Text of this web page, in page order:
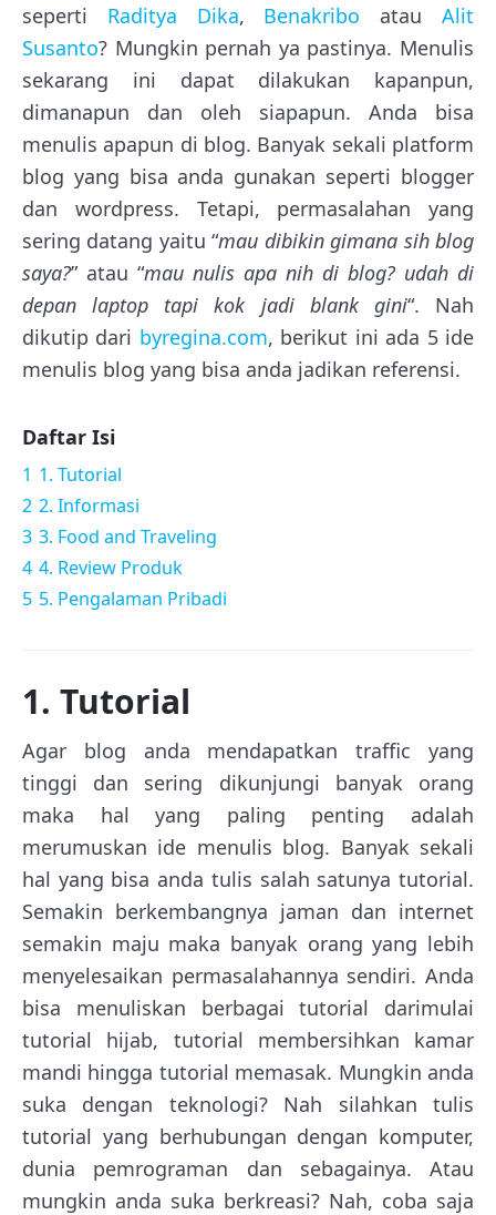
seperti Raditya Dika, Benakribo atauAlit
Susanto? Mungkin pernah ya pastinya. Menulis
sekarang ini dapat dilakukan kapanpun,
dimanapun dan oleh siapapun. Anda bisa
menulis apapun di blog. Banyak sekali platform
blog yang bisa anda gunakan seperti blogger
dan wordpress. Tetapi, permasalahan yang
sering datang yaitu “mau dibikin gimana sih blog
saya?” atau “mau nulis apa nih di blog? udah di
depan laptop tapi kok jadi blank gini“. Nah
dikutip dari byregina.com, berikut ini ada 5 ide
menulis blog yang bisa anda jadikan referensi.
Daftar Isi
1 1. Tutorial
2 2. Informasi
3 3. Food and Traveling
4 4. Review Produk
5 5. Pengalaman Pribadi
1. Tutorial
Agar blog anda mendapatkan traffic yang
tinggi dan sering dikunjungi banyak orang
maka hal yang paling penting adalah
merumuskan ide menulis blog. Banyak sekali
hal yang bisa anda tulis salah satunya tutorial.
Semakin berkembangnya jaman dan internet
semakin maju maka banyak orang yang lebih
menyelesaikan permasalahannya sendiri. Anda
bisa menuliskan berbagai tutorial darimulai
tutorial hijab, tutorial membersihkan kamar
mandi hingga tutorial memasak. Mungkin anda
suka dengan teknologi? Nah silahkan tulis
tutorial yang berhubungan dengan komputer,
dunia pemrograman dan sebagainya. Atau
mungkin anda suka berkreasi? Nah, coba saja